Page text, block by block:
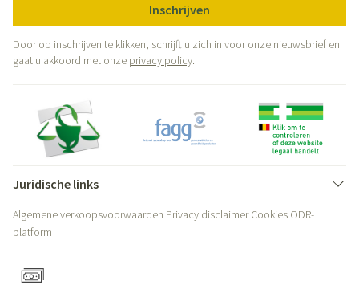
Inschrijven
Door op inschrijven te klikken, schrijft u zich in voor onze nieuwsbrief en
gaat u akkoord met onze privacy policy.
Juridische links
Algemene verkoopsvoorwaarden Privacy disclaimer Cookies ODR-
platform